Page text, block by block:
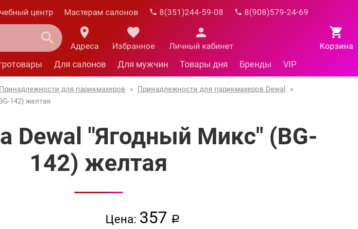
центр Мастерам салонов 8(351)244-59-08 8(908)579-24-69
Корзина
Адреса Избранное Личный кабинет
Для салонов Для мужчин Товары дня Бренды VIP
Принадлежности для парикмахеров » Принадлежности для парикмахеров Dewal
»
142) желтая
Dewal "Ягодный Микс" (BG-
142) желтая
Цена: 357 a